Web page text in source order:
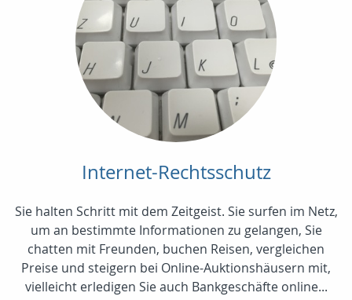
Internet-Rechtsschutz
Sie halten Schritt mit dem Zeitgeist. Sie surfen im Netz,
um an bestimmte Informationen zu gelangen, Sie
chatten mit Freunden, buchen Reisen, vergleichen
Preise und steigern bei Online-Auktionshäusern mit,
vielleicht erledigen Sie auch Bankgeschäfte online...